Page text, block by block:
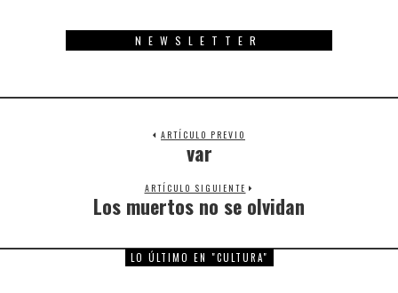
NEWSLETTER
ARTÍCULO PREVIO
Previous
var
ARTÍCULO SIGUIENTE
Next
Los muertos no se olvidan
LO ÚLTIMO EN "CULTURA"